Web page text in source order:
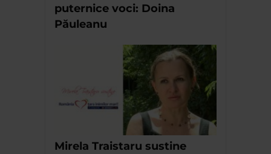
puternice voci: Doina
Păuleanu
Mirela Traistaru sustine